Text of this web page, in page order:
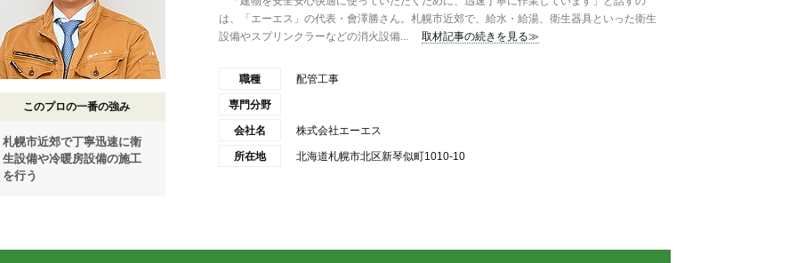
このプロの一番の強み
札幌市近郊で丁寧迅速に衛
生設備や冷暖房設備の施工
を行う
は、「エーエス」の代表・會澤勝さん。札幌市近郊で、給水・給湯、衛生器具といった衛生
設備やスプリンクラーなどの消火設備...
取材記事の続きを見る≫
職種 配管工事
専門分野
会社名 株式会社エーエス
所在地 北海道札幌市北区新琴似町1010-10